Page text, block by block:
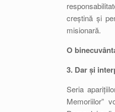
creștină și
misionară.
O
3. Dar și
Seria
Memoriilor”